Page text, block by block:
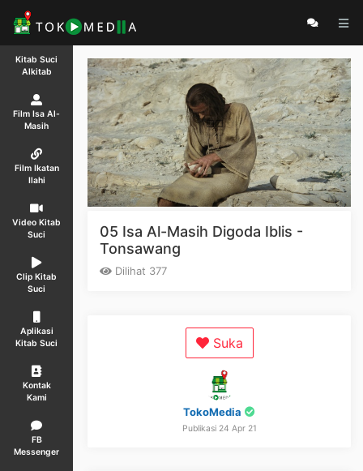
Kitab Suci
Alkitab
Film Isa Al-
Masih
Film Ikatan
Ilahi
Video Kitab
Suci
Clip Kitab
Suci
Aplikasi
Kitab Suci
Kontak
Kami
FB
Messenger
05 Isa Al-Masih Digoda Iblis -
Tonsawang
Dilihat 377
Suka
TokoMedia
Publikasi 24 Apr 21